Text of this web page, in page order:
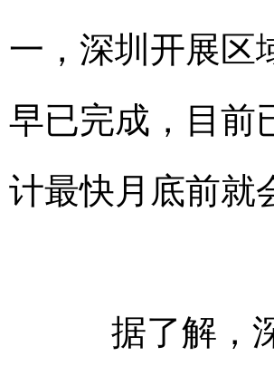
一，深圳开展区
早已完成，目前
计最快月底前就
据了解，深